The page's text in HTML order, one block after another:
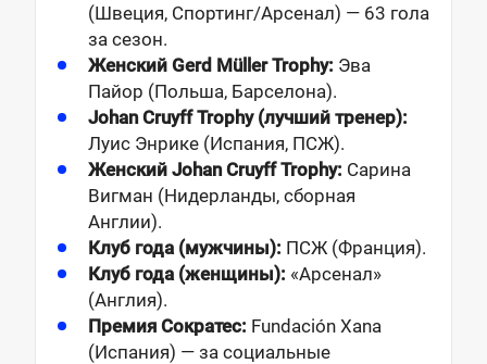
(Швеция, Спортинг/Арсенал) — 63 гола
за сезон.
Женский Gerd Müller Trophy: Эва
Пайор (Польша, Барселона).
Johan Cruyff Trophy (лучший тренер):
Луис Энрике (Испания, ПСЖ).
Женский Johan Cruyff Trophy: Сарина
Вигман (Нидерланды, сборная
Англии).
Клуб года (мужчины): ПСЖ (Франция).
Клуб года (женщины): «Арсенал»
(Англия).
Премия Сократес: Fundación Xana
(Испания) — за социальные